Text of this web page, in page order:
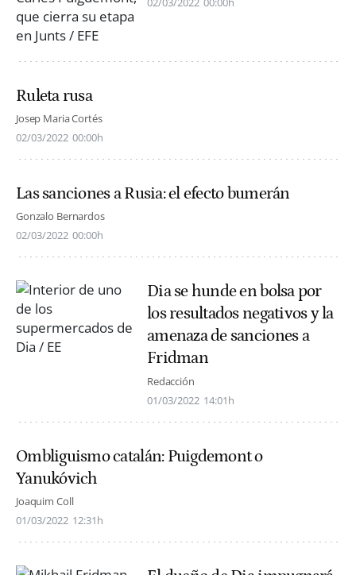
Ruleta rusa
Josep Maria Cortés
02/03/2022 00:00h
Las sanciones a Rusia: el efecto bumerán
Gonzalo Bernardos
02/03/2022 00:00h
Dia se hunde en bolsa por
los resultados negativos y la
amenaza de sanciones a
Fridman
Redacción
01/03/2022 14:01h
Ombliguismo catalán: Puigdemont o
Yanukóvich
Joaquim Coll
01/03/2022 12:31h